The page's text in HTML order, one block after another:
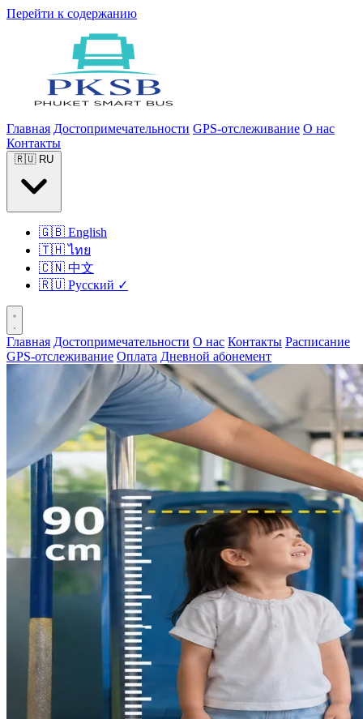
Перейти к содержанию
Главная Достопримечательности GPS-отслеживание О нас
Контакты
🇷🇺 RU
🇬🇧 English
🇹🇭 ไทย
🇨🇳 中文
🇷🇺 Русский ✓
Главная Достопримечательности О нас Контакты Расписание
GPS-отслеживание Оплата Дневной абонемент